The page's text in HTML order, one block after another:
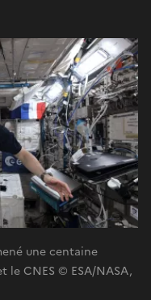
une centaine
le CNES © ESA/NASA,